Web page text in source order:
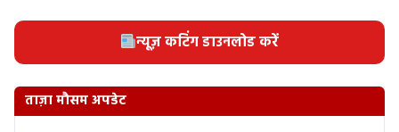
न्यूज़ कटिंग डाउनलोड करें
ताज़ा मौसम अपडेट